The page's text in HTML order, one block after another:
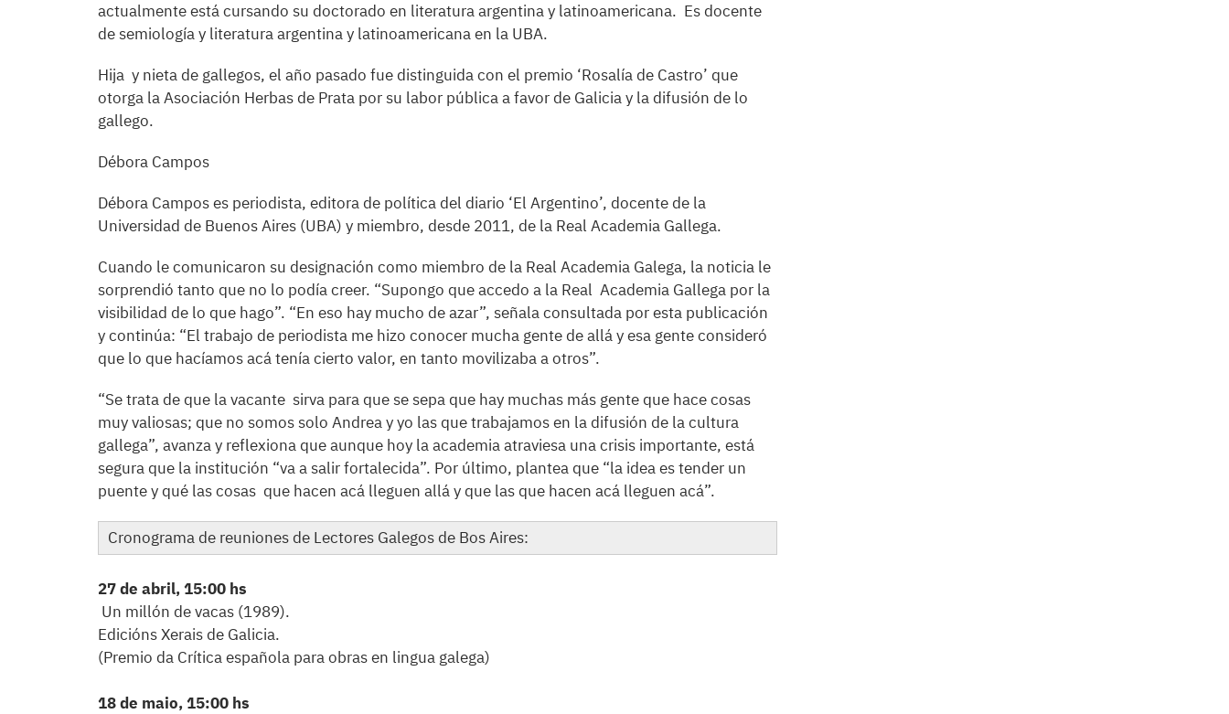
actualmente está cursando su doctorado en literatura argentina y latinoamericana. Es docente
de semiología y literatura argentina y latinoamericana en la UBA.
Hija y nieta de gallegos, el año pasado fue distinguida con el premio ‘Rosalía de Castro’ que
otorga la Asociación Herbas de Prata por su labor pública a favor de Galicia y la difusión de lo
gallego.
Débora Campos
Débora Campos es periodista, editora de política del diario ‘El Argentino’, docente de la
Universidad de Buenos Aires (UBA) y miembro, desde 2011, de la Real Academia Gallega.
Cuando le comunicaron su designación como miembro de la Real Academia Galega, la noticia le
sorprendió tanto que no lo podía creer. “Supongo que accedo a la Real Academia Gallega por la
visibilidad de lo que hago”. “En eso hay mucho de azar”, señala consultada por esta publicación
y continúa: “El trabajo de periodista me hizo conocer mucha gente de allá y esa gente consideró
que lo que hacíamos acá tenía cierto valor, en tanto movilizaba a otros”.
“Se trata de que la vacante sirva para que se sepa que hay muchas más gente que hace cosas
muy valiosas; que no somos solo Andrea y yo las que trabajamos en la difusión de la cultura
gallega”, avanza y reflexiona que aunque hoy la academia atraviesa una crisis importante, está
segura que la institución “va a salir fortalecida”. Por último, plantea que “la idea es tender un
puente y qué las cosas que hacen acá lleguen allá y que las que hacen acá lleguen acá”.
Cronograma de reuniones de Lectores Galegos de Bos Aires:
27 de abril, 15:00 hs
Un millón de vacas (1989).
Edicións Xerais de Galicia.
(Premio da Crítica española para obras en lingua galega)
18 de maio, 15:00 hs